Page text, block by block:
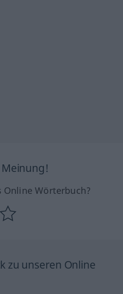
Meinung!
Wörterbuch?
zu unseren Online